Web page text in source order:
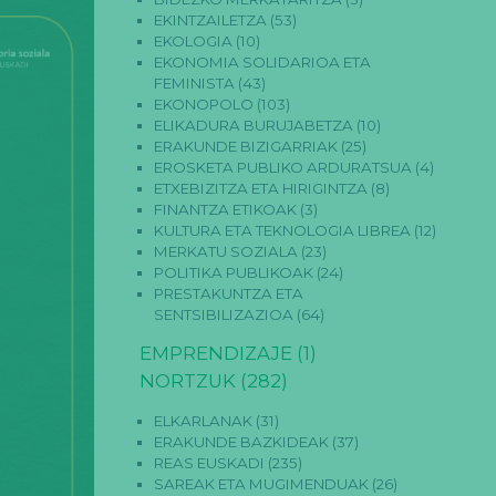
EKINTZAILETZA (53)
EKOLOGIA (10)
EKONOMIA SOLIDARIOA ETA
FEMINISTA (43)
EKONOPOLO (103)
ELIKADURA BURUJABETZA (10)
ERAKUNDE BIZIGARRIAK (25)
EROSKETA PUBLIKO ARDURATSUA (4)
ETXEBIZITZA ETA HIRIGINTZA (8)
FINANTZA ETIKOAK (3)
KULTURA ETA TEKNOLOGIA LIBREA (12)
MERKATU SOZIALA (23)
POLITIKA PUBLIKOAK (24)
PRESTAKUNTZA ETA
SENTSIBILIZAZIOA (64)
EMPRENDIZAJE(1)
NORTZUK(282)
ELKARLANAK (31)
ERAKUNDE BAZKIDEAK (37)
REAS EUSKADI (235)
SAREAK ETA MUGIMENDUAK (26)